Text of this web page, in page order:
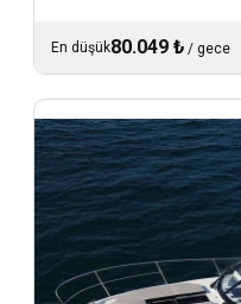
En düşük80.049 ₺ / gece